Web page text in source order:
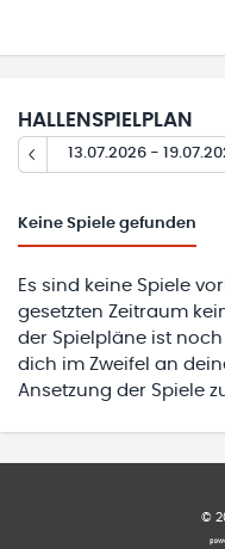
HALLENSPIELPLAN
13.07.2026 -
Keine Spiele gefunden
Es sind keine Spiele
gesetzten Zeitraum
der Spielpläne ist
dich im Zweifel an
Ansetzung der Spiele
©